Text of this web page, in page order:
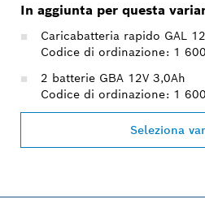
In aggiunta per questa
Caricabatteria rapido GAL
Codice di ordinazione: 1
2 batterie GBA 12V 3,0Ah
Codice di ordinazione: 1
Seleziona